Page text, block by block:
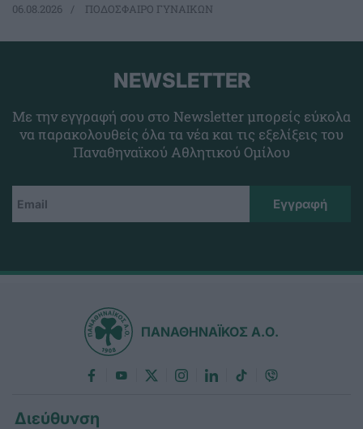
06.08.2026 ΠΟΔΟΣΦΑΙΡΟ ΓΥΝΑΙΚΩΝ
NEWSLETTER
Με την εγγραφή σου στο Newsletter μπορείς εύκολα
να παρακολουθείς όλα τα νέα και τις εξελίξεις του
Παναθηναϊκού Αθλητικού Ομίλου
ΠΑΝΑΘΗΝΑΪΚΟΣ Α.Ο.
Διεύθυνση